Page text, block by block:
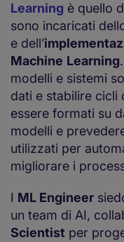
Learning è quello
sono incaricati
e dell’
Machine Learning
modelli e sistemi
dati e stabilire cicli
essere formati su
modelli e
utilizzati per
migliorare i
I ML Engineer
un team di AI,
Scientist per